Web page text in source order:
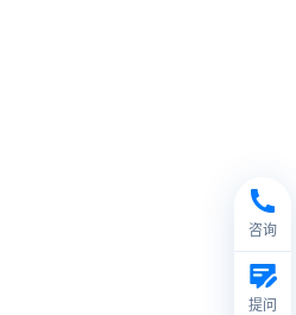
咨询
提问